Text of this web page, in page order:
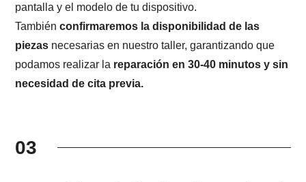
pantalla y el modelo de tu dispositivo.
Tambiénconfirmaremos la disponibilidad de las
piezas necesarias en nuestro taller, garantizando que
podamos realizar la reparación en 30-40 minutos y sin
necesidad de cita previa.
03